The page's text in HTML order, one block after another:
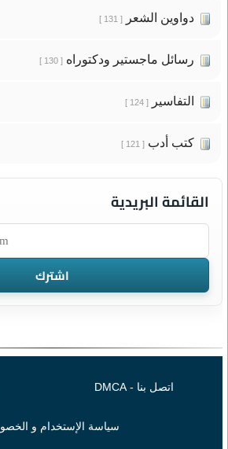
دواوين الشعر[ 131 ]
رسائل ماجستير ودكتوراه[ 130 ]
التفاسير[ 124 ]
كتب أدب[ 121 ]
القائمة البريدية
اتصل بنا - DMCA
سياسة الإستخدام و